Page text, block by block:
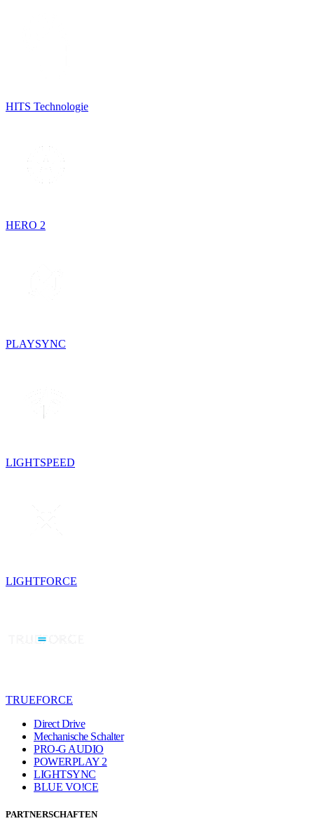
HITS Technologie
HERO 2
PLAYSYNC
LIGHTSPEED
LIGHTFORCE
TRUEFORCE
Direct Drive
Mechanische Schalter
PRO-G AUDIO
POWERPLAY 2
LIGHTSYNC
BLUE VO!CE
PARTNERSCHAFTEN